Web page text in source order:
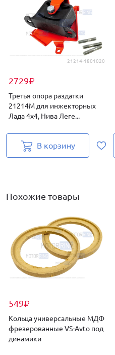
21214-1801020
2729₽
Третья опора раздатки
21214М для инжекторных
Лада 4х4, Нива Леге...
В корзину
Похожие товары
549₽
Кольца универсальные МДФ
фрезерованные VS-Avto под
динамики